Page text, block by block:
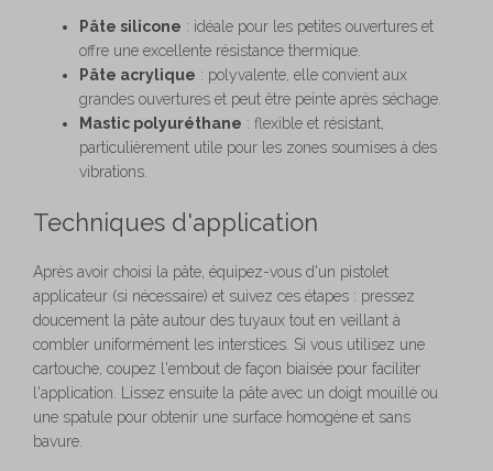
Pâte silicone : idéale pour les petites ouvertures et
offre une excellente résistance thermique.
Pâte acrylique : polyvalente, elle convient aux
grandes ouvertures et peut être peinte après séchage.
Mastic polyuréthane : flexible et résistant,
particulièrement utile pour les zones soumises à des
vibrations.
Techniques d'application
Après avoir choisi la pâte, équipez-vous d'un pistolet
applicateur (si nécessaire) et suivez ces étapes : pressez
doucement la pâte autour des tuyaux tout en veillant à
combler uniformément les interstices. Si vous utilisez une
cartouche, coupez l'embout de façon biaisée pour faciliter
l'application. Lissez ensuite la pâte avec un doigt mouillé ou
une spatule pour obtenir une surface homogène et sans
bavure.